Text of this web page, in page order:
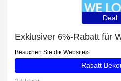
Deal
Besuchen Sie die Website
Rabatt